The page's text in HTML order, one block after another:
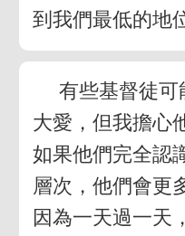
到我們最低的地
有些基督徒可
大愛，但我擔心
如果他們完全認
層次，他們會更
因為一天過一天